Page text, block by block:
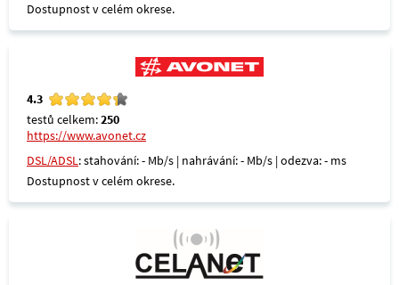
Dostupnost v celém okrese.
4.3
testů celkem:250
https://www.avonet.cz
DSL/ADSL: stahování: - Mb/s | nahrávání: - Mb/s | odezva: - ms
Dostupnost v celém okrese.